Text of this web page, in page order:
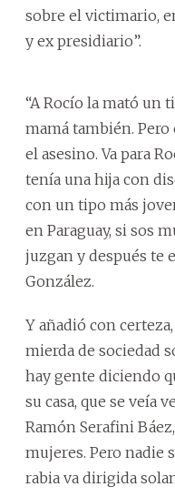
sobre el victimario,
y ex presidiario”.
“A Rocío la mató un
mamá también.
el asesino. Va para
tenía una hija con
con un tipo más
en Paraguay, si sos
juzgan y después te
González.
Y añadió con certeza,
mierda de sociedad
hay gente diciendo
su casa, que se veía
Ramón Serafini
mujeres. Pero nadie
rabia va dirigida